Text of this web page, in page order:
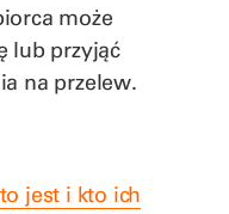
może
lub przyjąć
na przelew.
jest i kto ich